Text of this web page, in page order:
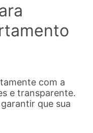
com a
e transparente.
que sua